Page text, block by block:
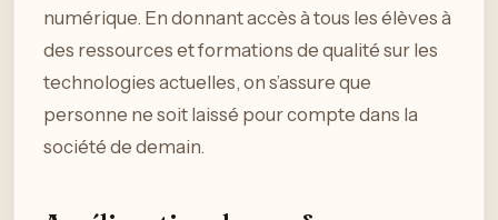
numérique. En donnant accès à tous les élèves à
des ressources et formations de qualité sur les
technologies actuelles, on s’assure que
personne ne soit laissé pour compte dans la
société de demain.